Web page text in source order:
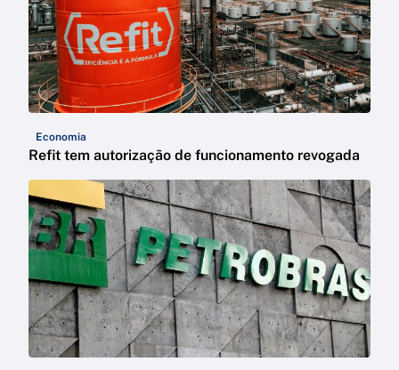
Economia
Refit tem autorização de funcionamento revogada